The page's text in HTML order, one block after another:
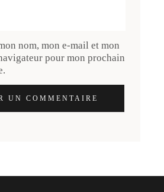
nom, mon e-mail et mon
pour mon prochain
UN COMMENTAIRE